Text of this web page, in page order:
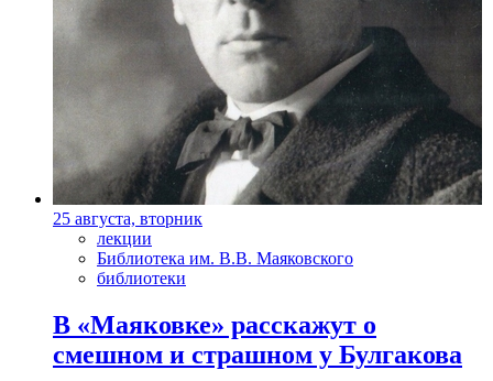
25 августа, вторник
лекции
Библиотека им. В.В. Маяковского
библиотеки
В «Маяковке» расскажут о
смешном и страшном у Булгакова